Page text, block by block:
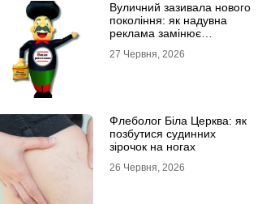
Вуличний зазивала нового
покоління: як надувна
реклама замінює
витрати
27 Червня, 2026
Флеболог Біла Церква: як
позбутися судинних
зірочок на ногах
26 Червня, 2026